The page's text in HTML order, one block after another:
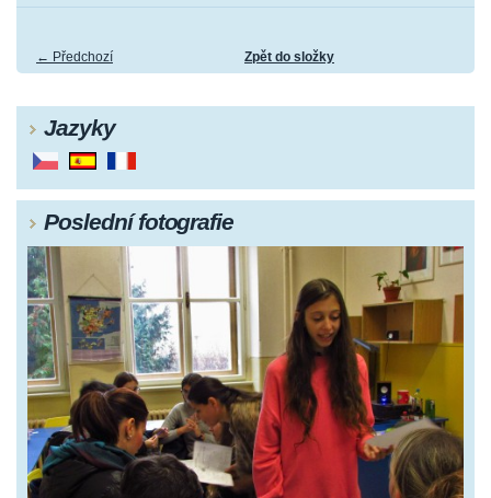
← Předchozí Zpět do složky
Jazyky
Poslední fotografie